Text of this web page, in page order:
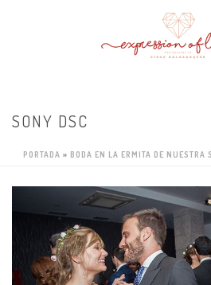
SONY DSC
PORTADA » BODA EN LA ERMITA DE NUESTRA